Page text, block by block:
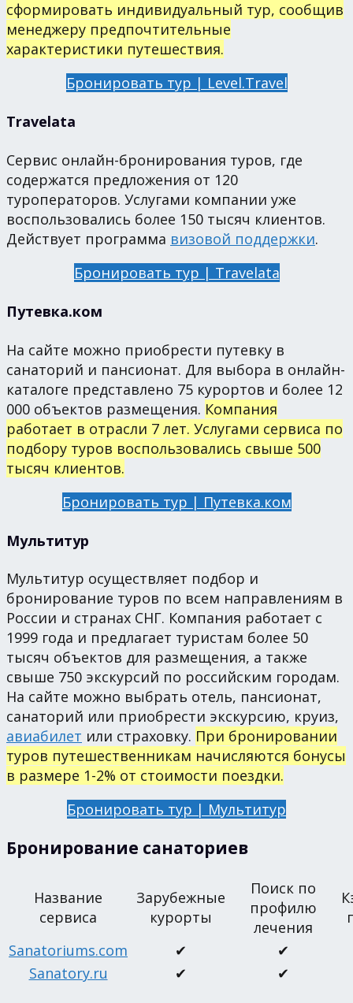
сформировать индивидуальный тур, сообщив
менеджеру предпочтительные
характеристики путешествия.
Бронировать тур | Level.Travel
Travelata
Сервис онлайн-бронирования туров, где
содержатся предложения от 120
туроператоров. Услугами компании уже
воспользовались более 150 тысяч клиентов.
Действует программа визовой поддержки.
Бронировать тур | Travelata
Путевка.ком
На сайте можно приобрести путевку в
санаторий и пансионат. Для выбора в онлайн-
каталоге представлено 75 курортов и более 12
000 объектов размещения. Компания
работает в отрасли 7 лет. Услугами сервиса по
подбору туров воспользовались свыше 500
тысяч клиентов.
Бронировать тур | Путевка.ком
Мультитур
Мультитур осуществляет подбор и
бронирование туров по всем направлениям в
России и странах СНГ. Компания работает с
1999 года и предлагает туристам более 50
тысяч объектов для размещения, а также
свыше 750 экскурсий по российским городам.
На сайте можно выбрать отель, пансионат,
санаторий или приобрести экскурсию, круиз,
авиабилет или страховку. При бронировании
туров путешественникам начисляются бонусы
в размере 1-2% от стоимости поездки.
Бронировать тур | Мультитур
Бронирование санаториев
Название
сервиса
Зарубежные
курорты
Поиск по
профилю
лечения
Sanatoriums.com
✔
✔
Sanatory.ru
✔ ✔